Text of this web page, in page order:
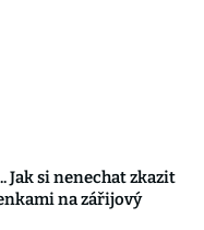
Jak si nenechat zkazit
na zářijový